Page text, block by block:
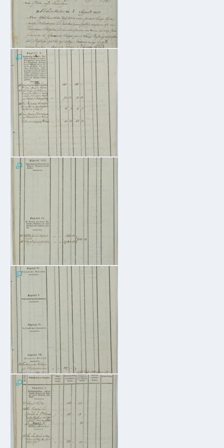
Defibrillatoren
Katastrophenschutz
Notfallnummern
Suche
Niederkirchen
bei
Social
Media
Sitemap
Downloads
Historisches
Schwesternhaus
1906
Bürgerhospital
Deidesheim
ab
Geplante
Regionalbahn
1907
Teilung
Gemarkungen
ab
1816
Schulbilder